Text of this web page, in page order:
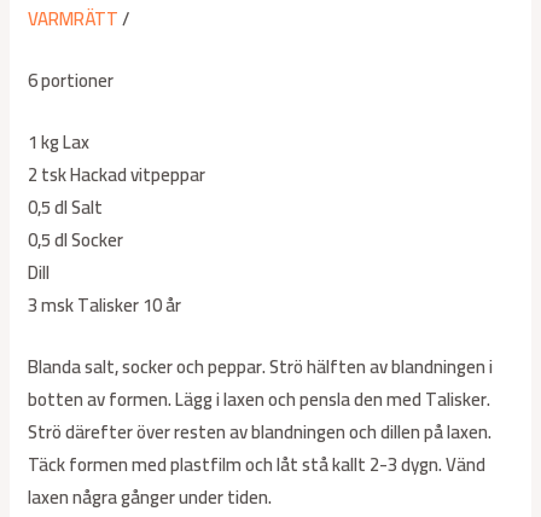
VARMRÄTT/
6 portioner
1 kg Lax
2 tsk Hackad vitpeppar
0,5 dl Salt
0,5 dl Socker
Dill
3 msk Talisker 10 år
Blanda salt, socker och peppar. Strö hälften av blandningen i
botten av formen. Lägg i laxen och pensla den med Talisker.
Strö därefter över resten av blandningen och dillen på laxen.
Täck formen med plastfilm och låt stå kallt 2-3 dygn. Vänd
laxen några gånger under tiden.